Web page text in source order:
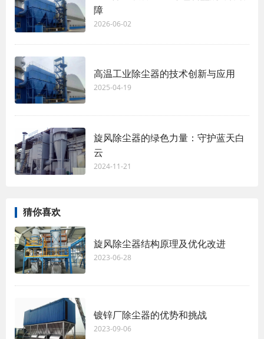
障
2026-06-02
高温工业除尘器的技术创新与应用
2025-04-19
旋风除尘器的绿色力量：守护蓝天白
云
2024-11-21
猜你喜欢
旋风除尘器结构原理及优化改进
2023-06-28
镀锌厂除尘器的优势和挑战
2023-09-06